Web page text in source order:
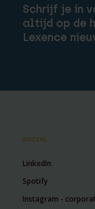
Schrijf je in
altijd op de
Lexence
SOCIAL
LinkedIn
Spotify
Instagram -